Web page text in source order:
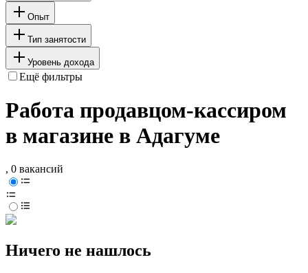
Опыт
Тип занятости
Уровень дохода
Ещё фильтры
Работа продавцом-кассиром
в магазине в Адагуме
, 0 вакансий
Ничего не нашлось